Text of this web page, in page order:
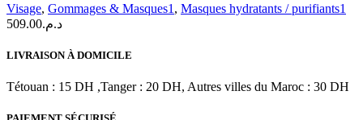
MASK
50
Visage, Gommages & Masques1 , Masques hydratants / purifiants1
د.م.509.00
LIVRAISON À DOMICILE
Tétouan : 15 DH ,Tanger : 20 DH, Autres villes du Maroc : 30 DH